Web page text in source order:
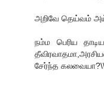
அறிவே தெய்வம்
நம்ம பெரிய
சேர்ந்த